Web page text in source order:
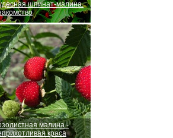
шпинат-малина.
малина -
краса